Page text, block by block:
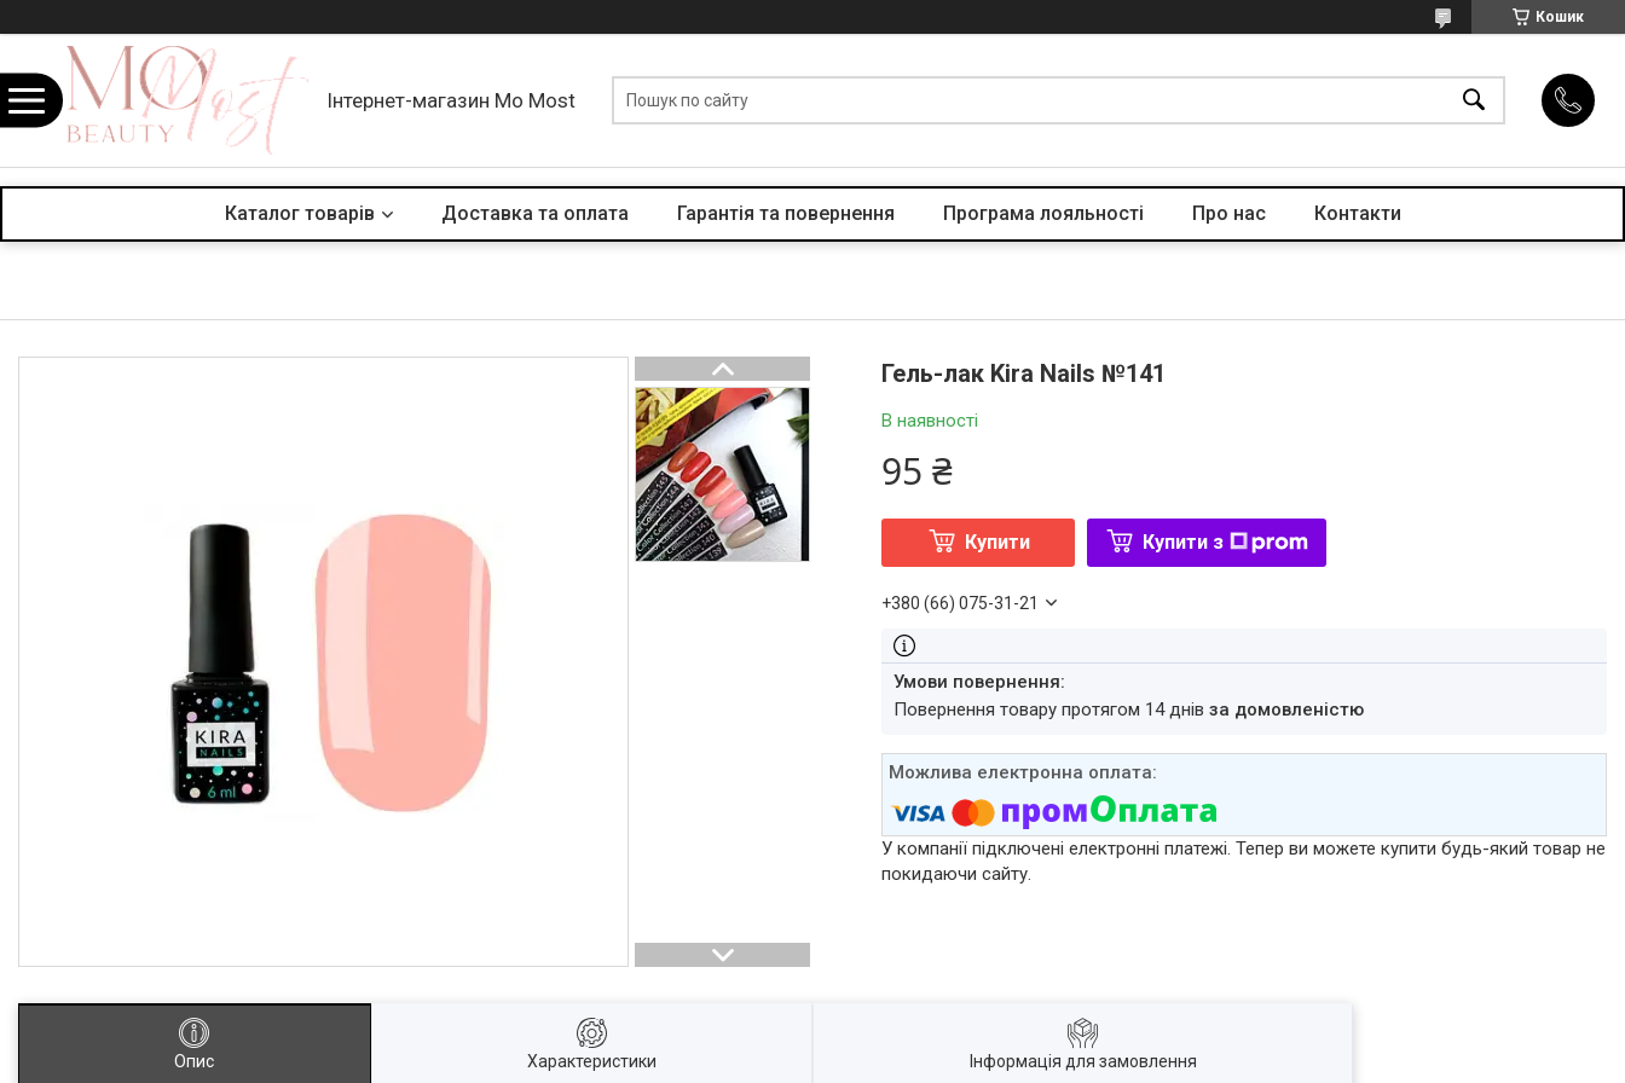
Кошик
Інтернет-магазин Mo Most
Каталог товарів Доставка та оплата Гарантія та повернення Програма лояльності Про нас Контакти
Гель-лак Kira Nails №141
В наявності
95 ₴
Купити Купити з
+380 (66) 075-31-21
повернення товару протягом 14 днівза домовленістю
У компанії підключені електронні платежі. Тепер ви можете купити будь-який товар не
покидаючи сайту.
Опис Характеристики Інформація для замовлення